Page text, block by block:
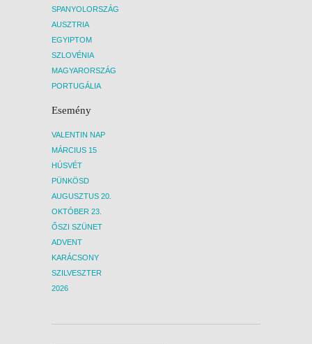
SPANYOLORSZÁG
AUSZTRIA
EGYIPTOM
SZLOVÉNIA
MAGYARORSZÁG
PORTUGÁLIA
Esemény
VALENTIN NAP
MÁRCIUS 15
HÚSVÉT
PÜNKÖSD
AUGUSZTUS 20.
OKTÓBER 23.
ŐSZI SZÜNET
ADVENT
KARÁCSONY
SZILVESZTER
2026